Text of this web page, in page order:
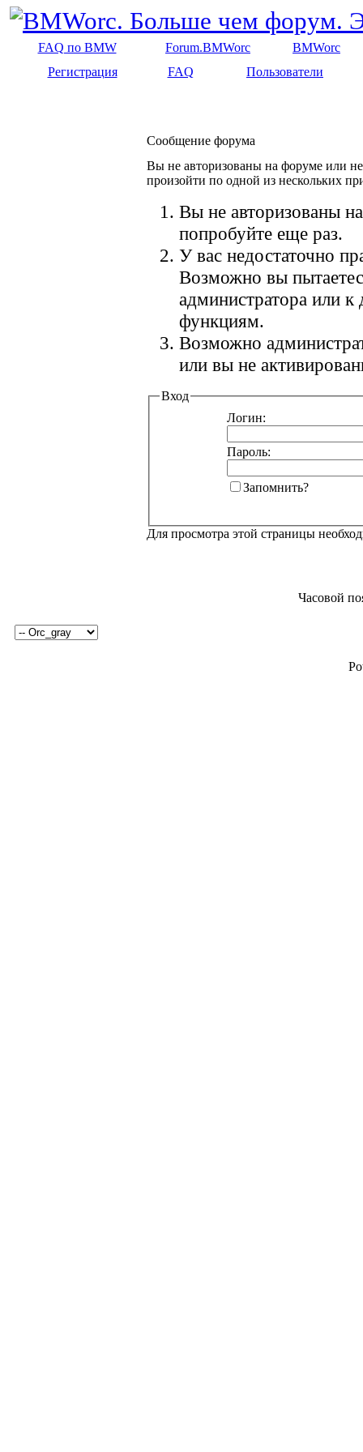
FAQ по BMW Forum.BMWorc
BMWorc
Регистрация
FAQ Пользователи
Сообщение форума
Вы не авторизованы на форуме или
произойти по одной из нескольких
Вы не авторизованы
попробуйте еще раз.
У вас недостаточно
Возможно вы
администратора или
функциям.
Возможно
или вы не
Вход
Логин:
Пароль:
Запомнить?
Для просмотра этой страницы
Часовой